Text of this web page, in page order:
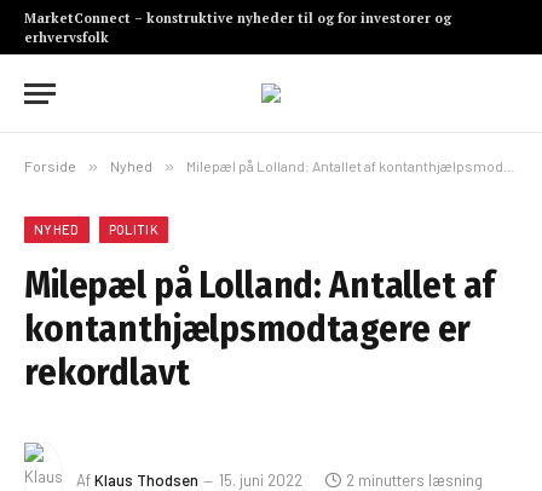
MarketConnect – konstruktive nyheder til og for investorer og
erhvervsfolk
Forside » Nyhed » Milepæl på Lolland: Antallet af kontanthjælpsmodtagere er rekordlavt
NYHED POLITIK
Milepæl på Lolland: Antallet af
kontanthjælpsmodtagere er
rekordlavt
AfKlaus Thodsen 15. juni 2022 2 minutters læsning